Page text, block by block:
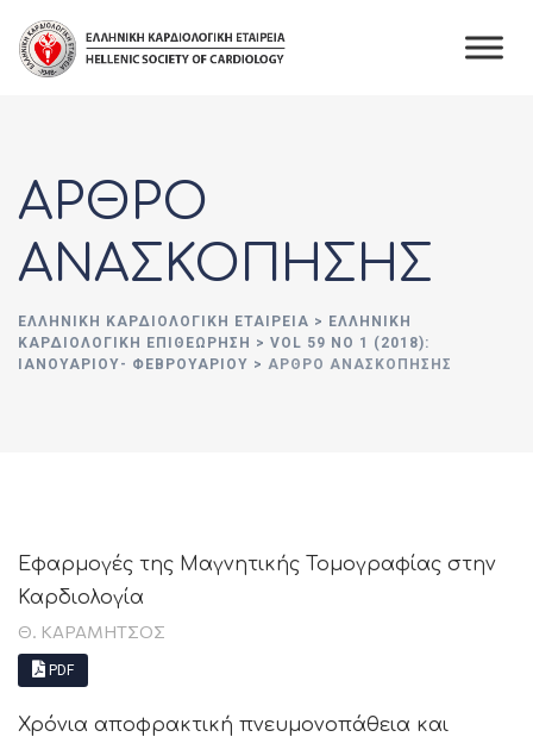
content
ΑΡΘΡΟ
ΑΝΑΣΚΟΠΗΣΗΣ
ΕΛΛΗΝΙΚΉ ΚΑΡΔΙΟΛΟΓΙΚΉ ΕΤΑΙΡΕΊΑ > ΕΛΛΗΝΙΚΗ
ΚΑΡΔΙΟΛΟΓΙΚΗ ΕΠΙΘΕΩΡΗΣΗ > VOL 59 NO 1 (2018):
ΙΑΝΟΥΑΡΊΟΥ- ΦΕΒΡΟΥΑΡΊΟΥ > ΑΡΘΡΟ ΑΝΑΣΚΟΠΗΣΗΣ
Εφαρμογές της Μαγνητικής Τομογραφίας στην
Καρδιολογία
Θ. ΚΑΡΑΜΉΤΣΟΣ
PDF
Χρόνια αποφρακτική πνευμονοπάθεια και